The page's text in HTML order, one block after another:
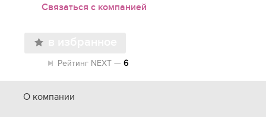
Связаться с компанией
Рейтинг NEXT — 6
О компании